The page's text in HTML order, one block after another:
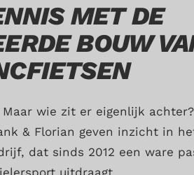
MET DE
BOUW
wie zit er eigenlijk achter?
& Florian geven inzicht in
dat sinds 2012 een ware
uitdraagt.